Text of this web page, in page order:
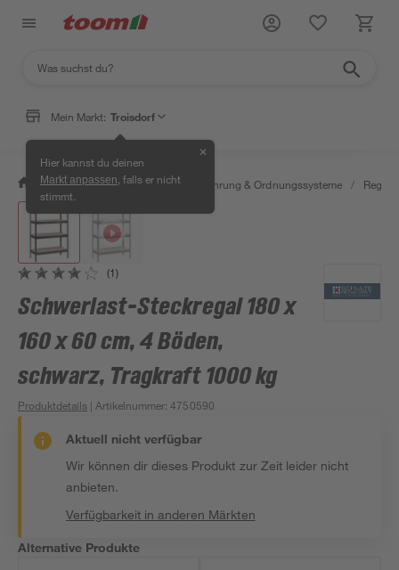
Mein Markt: Troisdorf
Hier kannst du deinen
Markt anpassen , falls er nicht
stimmt.
✕
/ Wohnen & Haushalt / Aufbewahrung & Ordnungssysteme / Regale
(1)
Schwerlast-Steckregal 180 x
160 x 60 cm, 4 Böden,
schwarz, Tragkraft 1000 kg
Produktdetails | Artikelnummer:4750590
Aktuell nicht verfügbar
Wir können dir dieses Produkt zur Zeit leider nicht
anbieten.
Verfügbarkeit in anderen Märkten
Alternative Produkte